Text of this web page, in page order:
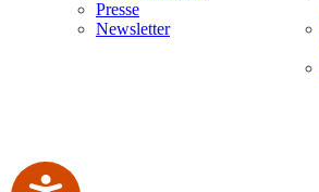
Presse
Newsletter